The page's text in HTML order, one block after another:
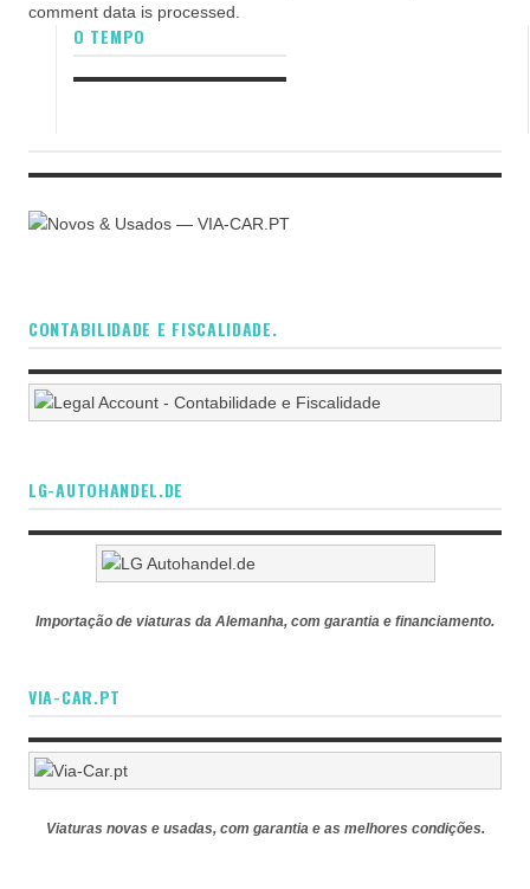
comment data is processed.
O TEMPO
CONTABILIDADE E FISCALIDADE.
LG-AUTOHANDEL.DE
Importação de viaturas da Alemanha, com garantia e financiamento.
VIA-CAR.PT
Viaturas novas e usadas, com garantia e as melhores condições.